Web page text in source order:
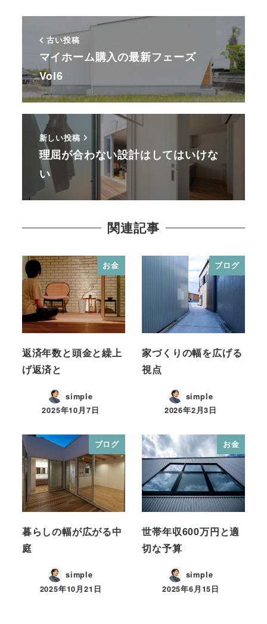
古い投稿
マイホーム購入の最新フェーズ
Vol6
新しい投稿
理屈が合わない設計はしてはいけな
い
関連記事
お金
返済年数と頭金と繰上
げ返済と
simple
2025年10月7日
ブログ
家づくりの幅を広げる
視点
simple
2026年2月3日
ブログ
暮らしの幅が広がる中
庭
simple
2025年10月21日
お金
世帯年収600万円と適
切な予算
simple
2025年6月15日